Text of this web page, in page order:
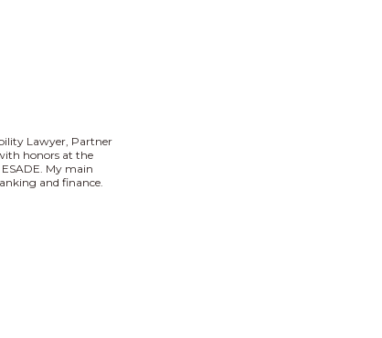
Lawyer, Partner
honors at the
My main
and finance.